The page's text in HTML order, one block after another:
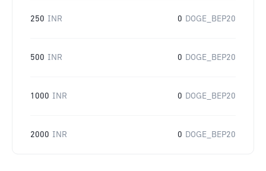
250 INR 0 DOGE_BEP20
500 INR 0 DOGE_BEP20
1000 INR 0 DOGE_BEP20
2000 INR 0 DOGE_BEP20